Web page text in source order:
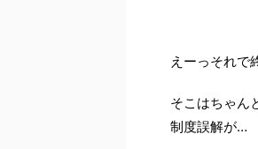
えーっそれで
そこはちゃん
制度誤解が…